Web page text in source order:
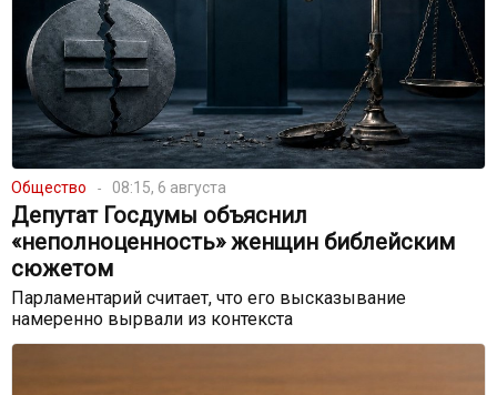
Общество 08:15, 6 августа
Депутат Госдумы объяснил
«неполноценность» женщин библейским
сюжетом
Парламентарий считает, что его высказывание
намеренно вырвали из контекста